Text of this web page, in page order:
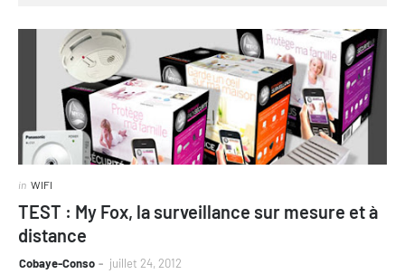
in WIFI
TEST : My Fox, la surveillance sur mesure et à
distance
Cobaye-Conso
juillet 24, 2012